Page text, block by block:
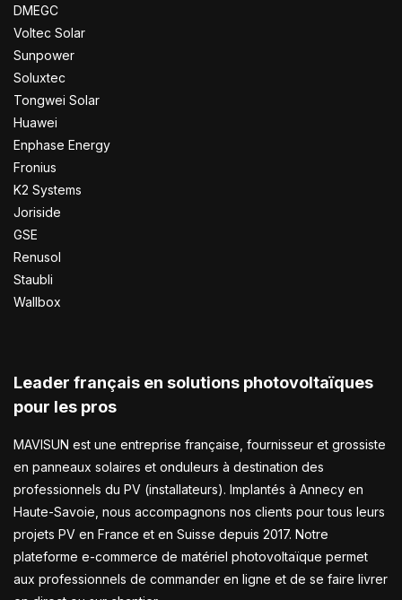
DMEGC
Voltec Solar
Sunpower
Soluxtec
Tongwei Solar
Huawei
Enphase Energy
Fronius
K2 Systems
Joriside
GSE
Renusol
Staubli
Wallbox
Leader français en solutions photovoltaïques
pour les pros
MAVISUN est une entreprise française, fournisseur et grossiste
en panneaux solaires et onduleurs à destination des
professionnels du PV (installateurs). Implantés à Annecy en
Haute-Savoie, nous accompagnons nos clients pour tous leurs
projets PV en France et en Suisse depuis 2017. Notre
plateforme e-commerce de matériel photovoltaïque permet
aux professionnels de commander en ligne et de se faire livrer